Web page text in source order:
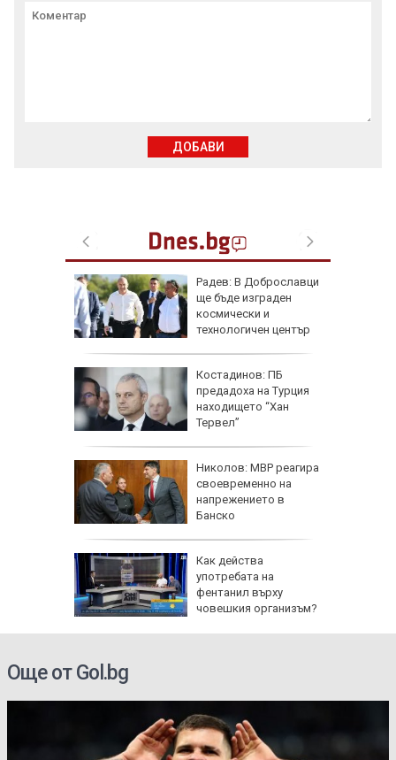
Радев: В Доброславци
ще бъде изграден
космически и
технологичен център
Костадинов: ПБ
предадоха на Турция
находището “Хан
Тервел”
Николов: МВР реагира
своевременно на
напрежението в
Банско
Как действа
употребата на
фентанил върху
човешкия организъм?
ДОБАВИ
Още от Gol.bg